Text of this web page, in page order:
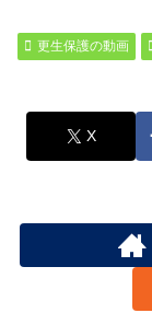
更生保護の動画
X